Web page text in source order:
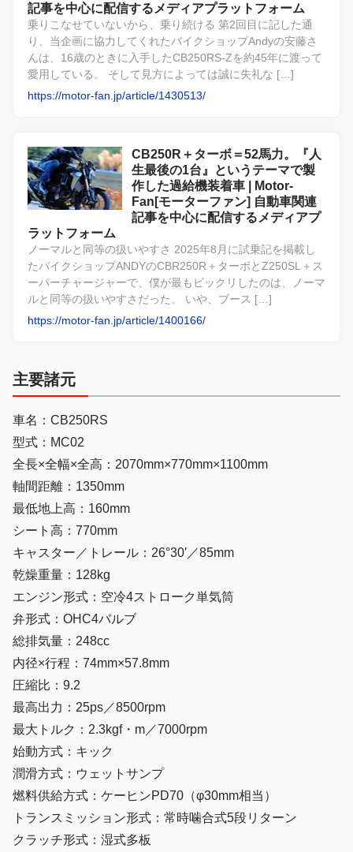
記事を中心に配信するメディアプラットフォーム
乗りこなせていないから、乗り続ける 第2回目に記した通
り、当企画に協力してくれたバイクショップAndyの安藤さ
んは、16歳のときに入手したCB250RS-Zを約45年に渡って
愛用している。 そして見方によっては誠に失礼な […]
https://motor-fan.jp/article/1430513/
CB250R＋ターボ＝52馬力。『人
生最後の1台』というテーマで製
作した過給機装着車 | Motor-
Fan[モーターファン] 自動車関連
記事を中心に配信するメディアプ
ラットフォーム
ノーマルと同等の扱いやすさ 2025年8月に試乗記を掲載し
たバイクショップANDYのCBR250R＋ターボとZ250SL＋ス
ーパーチャージャーで、僕が最もビックリしたのは、ノーマ
ルと同等の扱いやすさだった。 いや、ブース […]
https://motor-fan.jp/article/1400166/
主要諸元
車名：CB250RS
型式：MC02
全長×全幅×全高：2070mm×770mm×1100mm
軸間距離：1350mm
最低地上高：160mm
シート高：770mm
キャスター／トレール：26°30′／85mm
乾燥重量：128kg
エンジン形式：空冷4ストローク単気筒
弁形式：OHC4バルブ
総排気量：248cc
内径×行程：74mm×57.8mm
圧縮比：9.2
最高出力：25ps／8500rpm
最大トルク：2.3kgf・m／7000rpm
始動方式：キック
潤滑方式：ウェットサンプ
燃料供給方式：ケーヒンPD70（φ30mm相当）
トランスミッション形式：常時噛合式5段リターン
クラッチ形式：湿式多板